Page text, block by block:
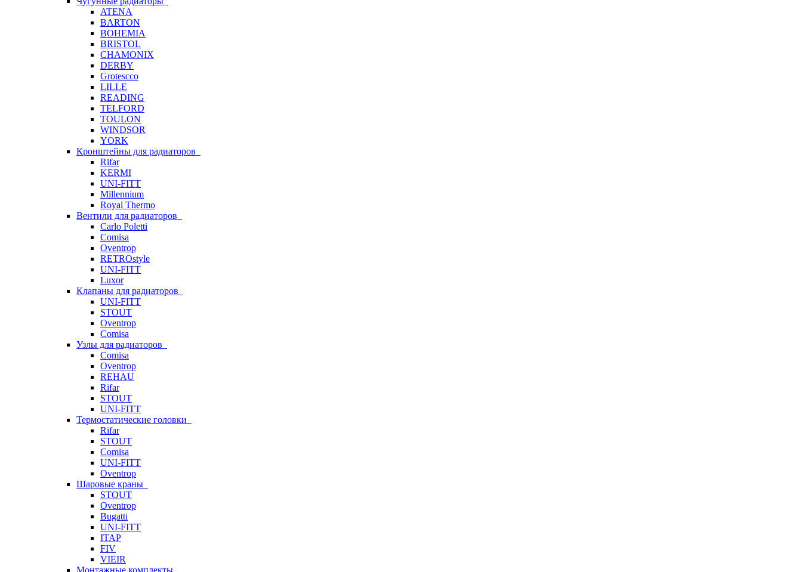
ATENA
BARTON
BOHEMIA
BRISTOL
CHAMONIX
DERBY
Grotescco
LILLE
READING
TELFORD
TOULON
WINDSOR
YORK
Кронштейны для радиаторов
Rifar
KERMI
UNI-FITT
Millennium
Royal Thermo
Вентили для радиаторов
Carlo Poletti
Comisa
Oventrop
RETROstyle
UNI-FITT
Luxor
Клапаны для радиаторов
UNI-FITT
STOUT
Oventrop
Comisa
Узлы для радиаторов
Comisa
Oventrop
REHAU
Rifar
STOUT
UNI-FITT
Термостатические головки
Rifar
STOUT
Comisa
UNI-FITT
Oventrop
Шаровые краны
STOUT
Oventrop
Bugatti
UNI-FITT
ITAP
FIV
VIEIR
Монтажные комплекты